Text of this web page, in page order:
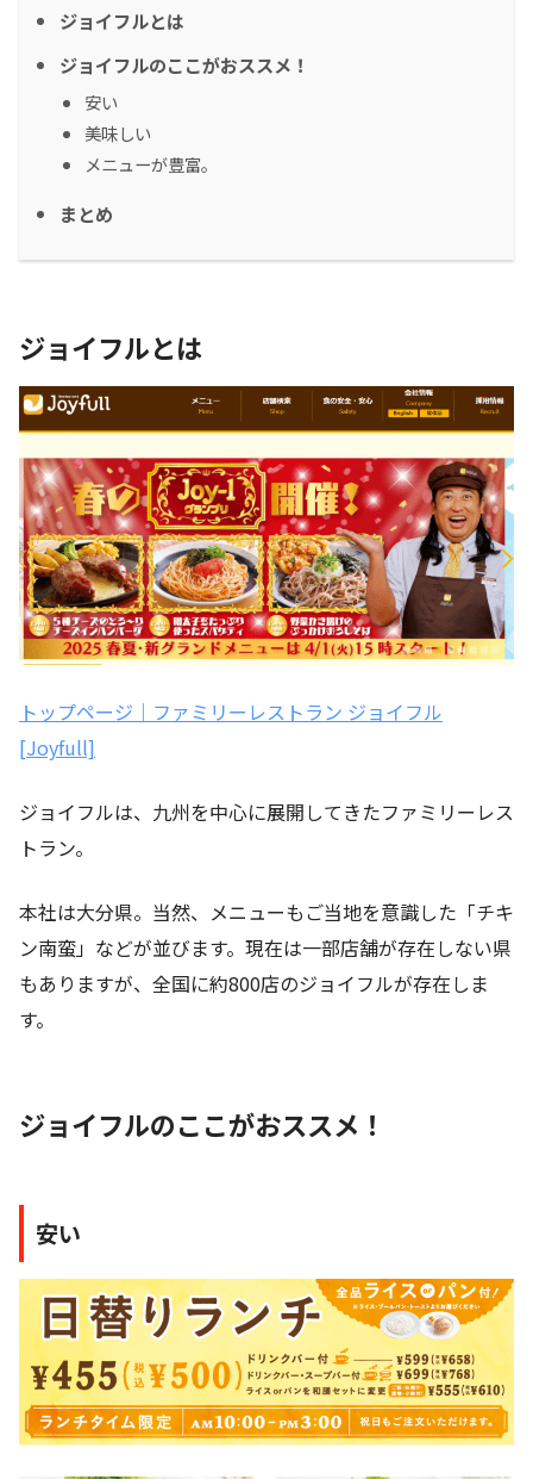
ジョイフルとは
ジョイフルのここがおススメ！
安い
美味しい
メニューが豊富。
まとめ
ジョイフルとは
トップページ｜ファミリーレストラン ジョイフル
[Joyfull]
ジョイフルは、九州を中心に展開してきたファミリーレス
トラン。
本社は大分県。当然、メニューもご当地を意識した「チキ
ン南蛮」などが並びます。現在は一部店舗が存在しない県
もありますが、全国に約800店のジョイフルが存在しま
す。
ジョイフルのここがおススメ！
安い